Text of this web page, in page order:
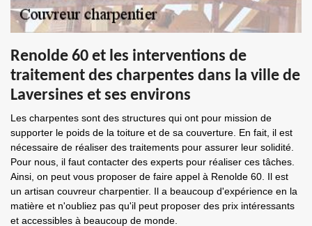
Renolde 60 et les interventions de
traitement des charpentes dans la ville de
Laversines et ses environs
Les charpentes sont des structures qui ont pour mission de
supporter le poids de la toiture et de sa couverture. En fait, il est
nécessaire de réaliser des traitements pour assurer leur solidité.
Pour nous, il faut contacter des experts pour réaliser ces tâches.
Ainsi, on peut vous proposer de faire appel à Renolde 60. Il est
un artisan couvreur charpentier. Il a beaucoup d'expérience en la
matière et n'oubliez pas qu'il peut proposer des prix intéressants
et accessibles à beaucoup de monde.